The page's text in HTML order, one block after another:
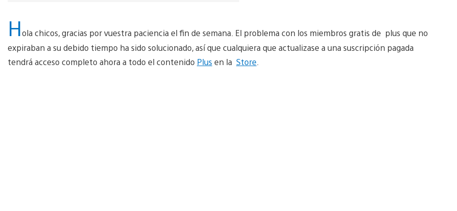
Hola chicos, gracias por vuestra paciencia el fin de semana. El problema con los miembros gratis de plus que no
expiraban a su debido tiempo ha sido solucionado, así que cualquiera que actualizase a una suscripción pagada
tendrá acceso completo ahora a todo el contenido Plus en la Store